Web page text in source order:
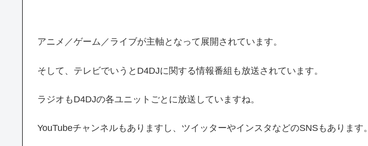
アニメ／ゲーム／ライブが主軸となって展開されています。
そして、テレビでいうとD4DJに関する情報番組も放送されています。
ラジオもD4DJの各ユニットごとに放送していますね。
YouTubeチャンネルもありますし、ツイッターやインスタなどのSNSもあります。